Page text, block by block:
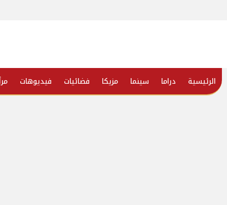
الرئيسية دراما سينما مزيكا فضائيات فيديوهات